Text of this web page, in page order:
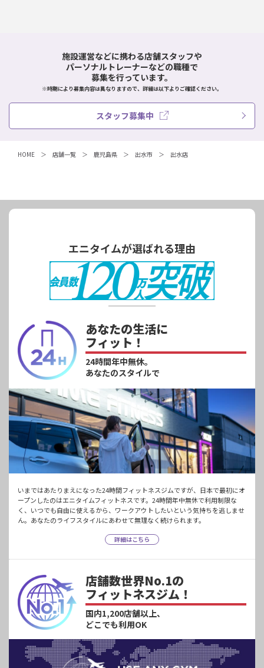
施設運営などに携わる店舗スタッフや
パーソナルトレーナーなどの職種で
募集を行っています。
※時期により募集内容は異なりますので、詳細は以下よりご確認ください。
スタッフ募集中
HOME 店舗一覧 鹿児島県 出水市 出水店
エニタイムが選ばれる理由
あなたの生活に
フィット！
24時間年中無休。
あなたのスタイルで
いまではあたりまえになった24時間フィットネスジムですが、日本で最初にオ
ープンしたのはエニタイムフィットネスです。24時間年中無休で利用制限な
く、いつでも自由に使えるから、ワークアウトしたいという気持ちを逃しませ
ん。あなたのライフスタイルにあわせて無理なく続けられます。
詳細はこちら
店舗数世界No.1の
フィットネスジム！
国内1,200店舗以上、
どこでも利用OK